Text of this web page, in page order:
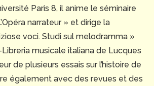
Paris 8, il anime le séminaire
narrateur » et dirige la
voci. Studi sul melodramma »
musicale italiana de Lucques
de plusieurs essais sur l’histoire de
également avec des revues et des